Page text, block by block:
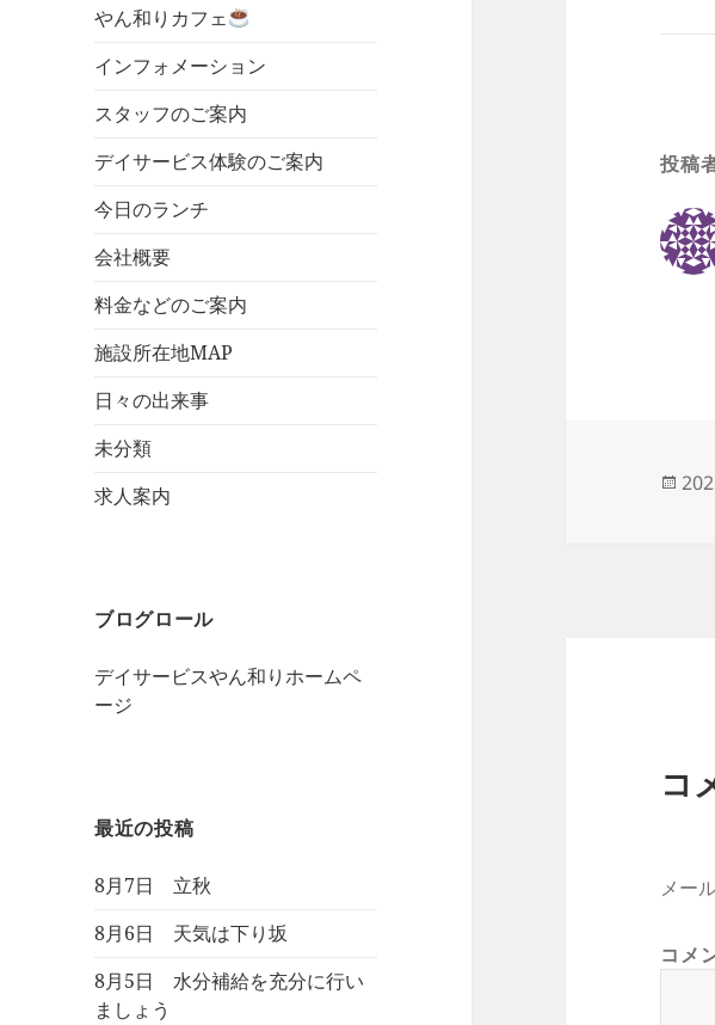
やん和りカフェ
インフォメーション
スタッフのご案内
デイサービス体験のご案内
今日のランチ
会社概要
料金などのご案内
施設所在地MAP
日々の出来事
未分類
求人案内
ブログロール
デイサービスやん和りホームペ
ージ
最近の投稿
8月7日 立秋
8月6日 天気は下り坂
8月5日 水分補給を充分に行い
ましょう
投稿
投
コ
メー
コメ